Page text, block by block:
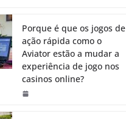
Porque é que os jogos de
ação rápida como o
Aviator estão a mudar a
experiência de jogo nos
casinos online?